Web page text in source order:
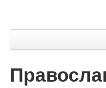
Тема номера